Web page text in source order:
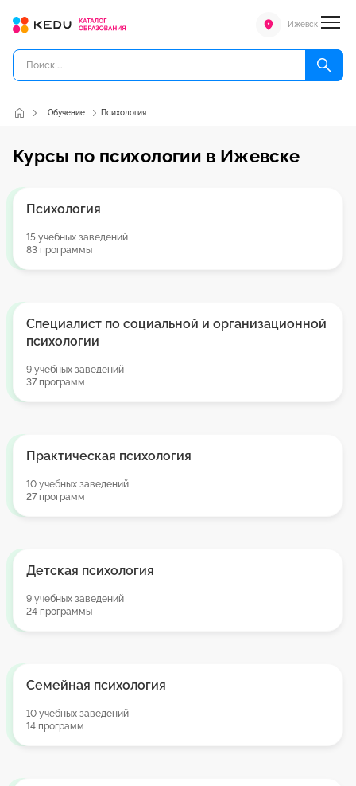
Ижевск
Обучение Психология
Курсы по психологии в Ижевске
Психология
15 учебных заведений
83 программы
Специалист по социальной и организационной
психологии
9 учебных заведений
37 программ
Практическая психология
10 учебных заведений
27 программ
Детская психология
9 учебных заведений
24 программы
Семейная психология
10 учебных заведений
14 программ